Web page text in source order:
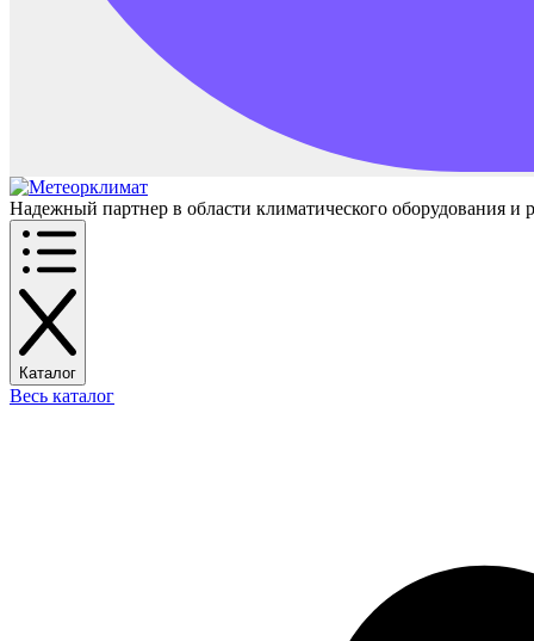
Надежный партнер в области климатического оборудования и
Каталог
Весь каталог